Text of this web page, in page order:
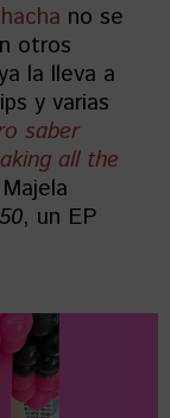
no se
otros
la lleva a
y varias
saber
all the
, un EP